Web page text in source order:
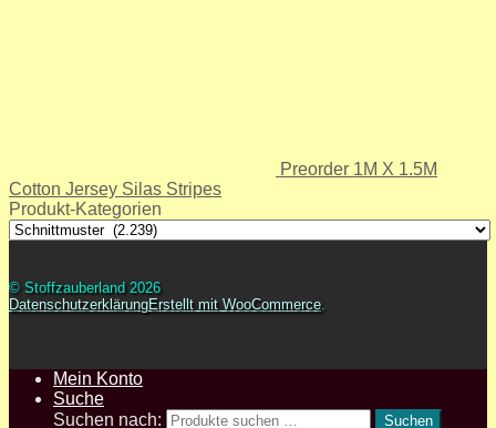
Preorder 1M X 1.5M
Cotton Jersey Silas Stripes
Produkt-Kategorien
© Stoffzauberland 2026
DatenschutzerklärungErstellt mit WooCommerce.
Mein Konto
Suche
Suchen nach:
Suchen